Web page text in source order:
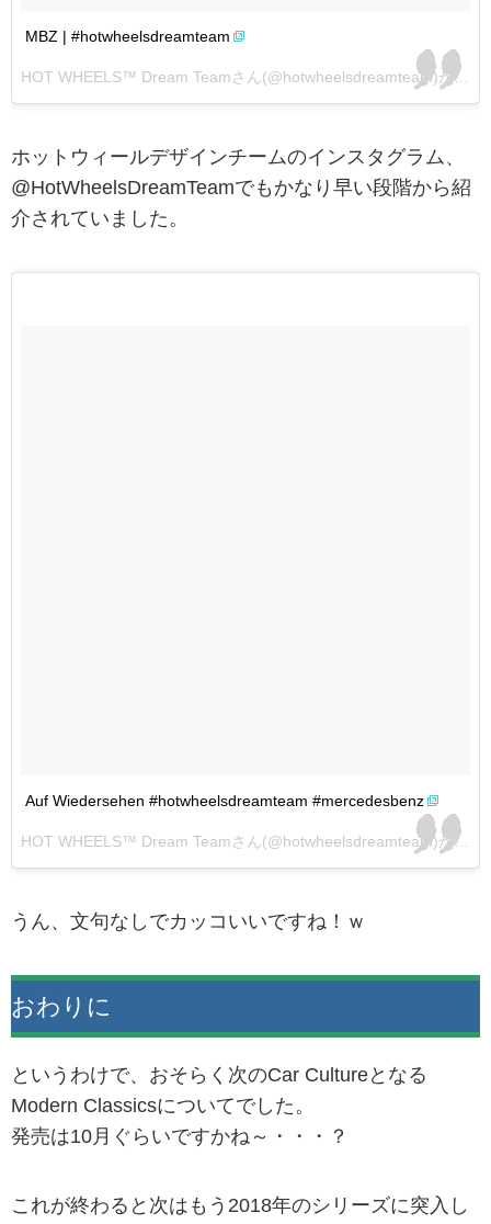
MBZ | #hotwheelsdreamteam
HOT WHEELS™ Dream Teamさん(@hotwheelsdreamteam)がシェアした投稿 –
ホットウィールデザインチームのインスタグラム、
@HotWheelsDreamTeamでもかなり早い段階から紹
介されていました。
Auf Wiedersehen #hotwheelsdreamteam #mercedesbenz
HOT WHEELS™ Dream Teamさん(@hotwheelsdreamteam)がシェアした投稿 –
うん、文句なしでカッコいいですね！ｗ
おわりに
というわけで、おそらく次のCar Cultureとなる
Modern Classicsについてでした。
発売は10月ぐらいですかね～・・・？
これが終わると次はもう2018年のシリーズに突入し